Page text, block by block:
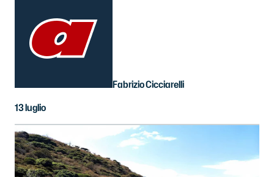
Fabrizio Cicciarelli
13 luglio